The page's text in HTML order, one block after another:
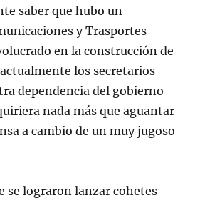
saber que hubo un
y Trasportes
en la construcción de
los secretarios
dependencia del gobierno
nada más que aguantar
a cambio de un muy jugoso
se lograron lanzar cohetes